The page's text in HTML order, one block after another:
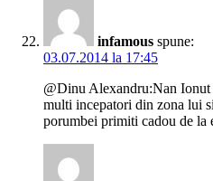
infamous spune:
03.07.2014 la 17:45
@Dinu Alexandru:Nan Ionut
multi incepatori din zona lui
porumbei primiti cadou de la